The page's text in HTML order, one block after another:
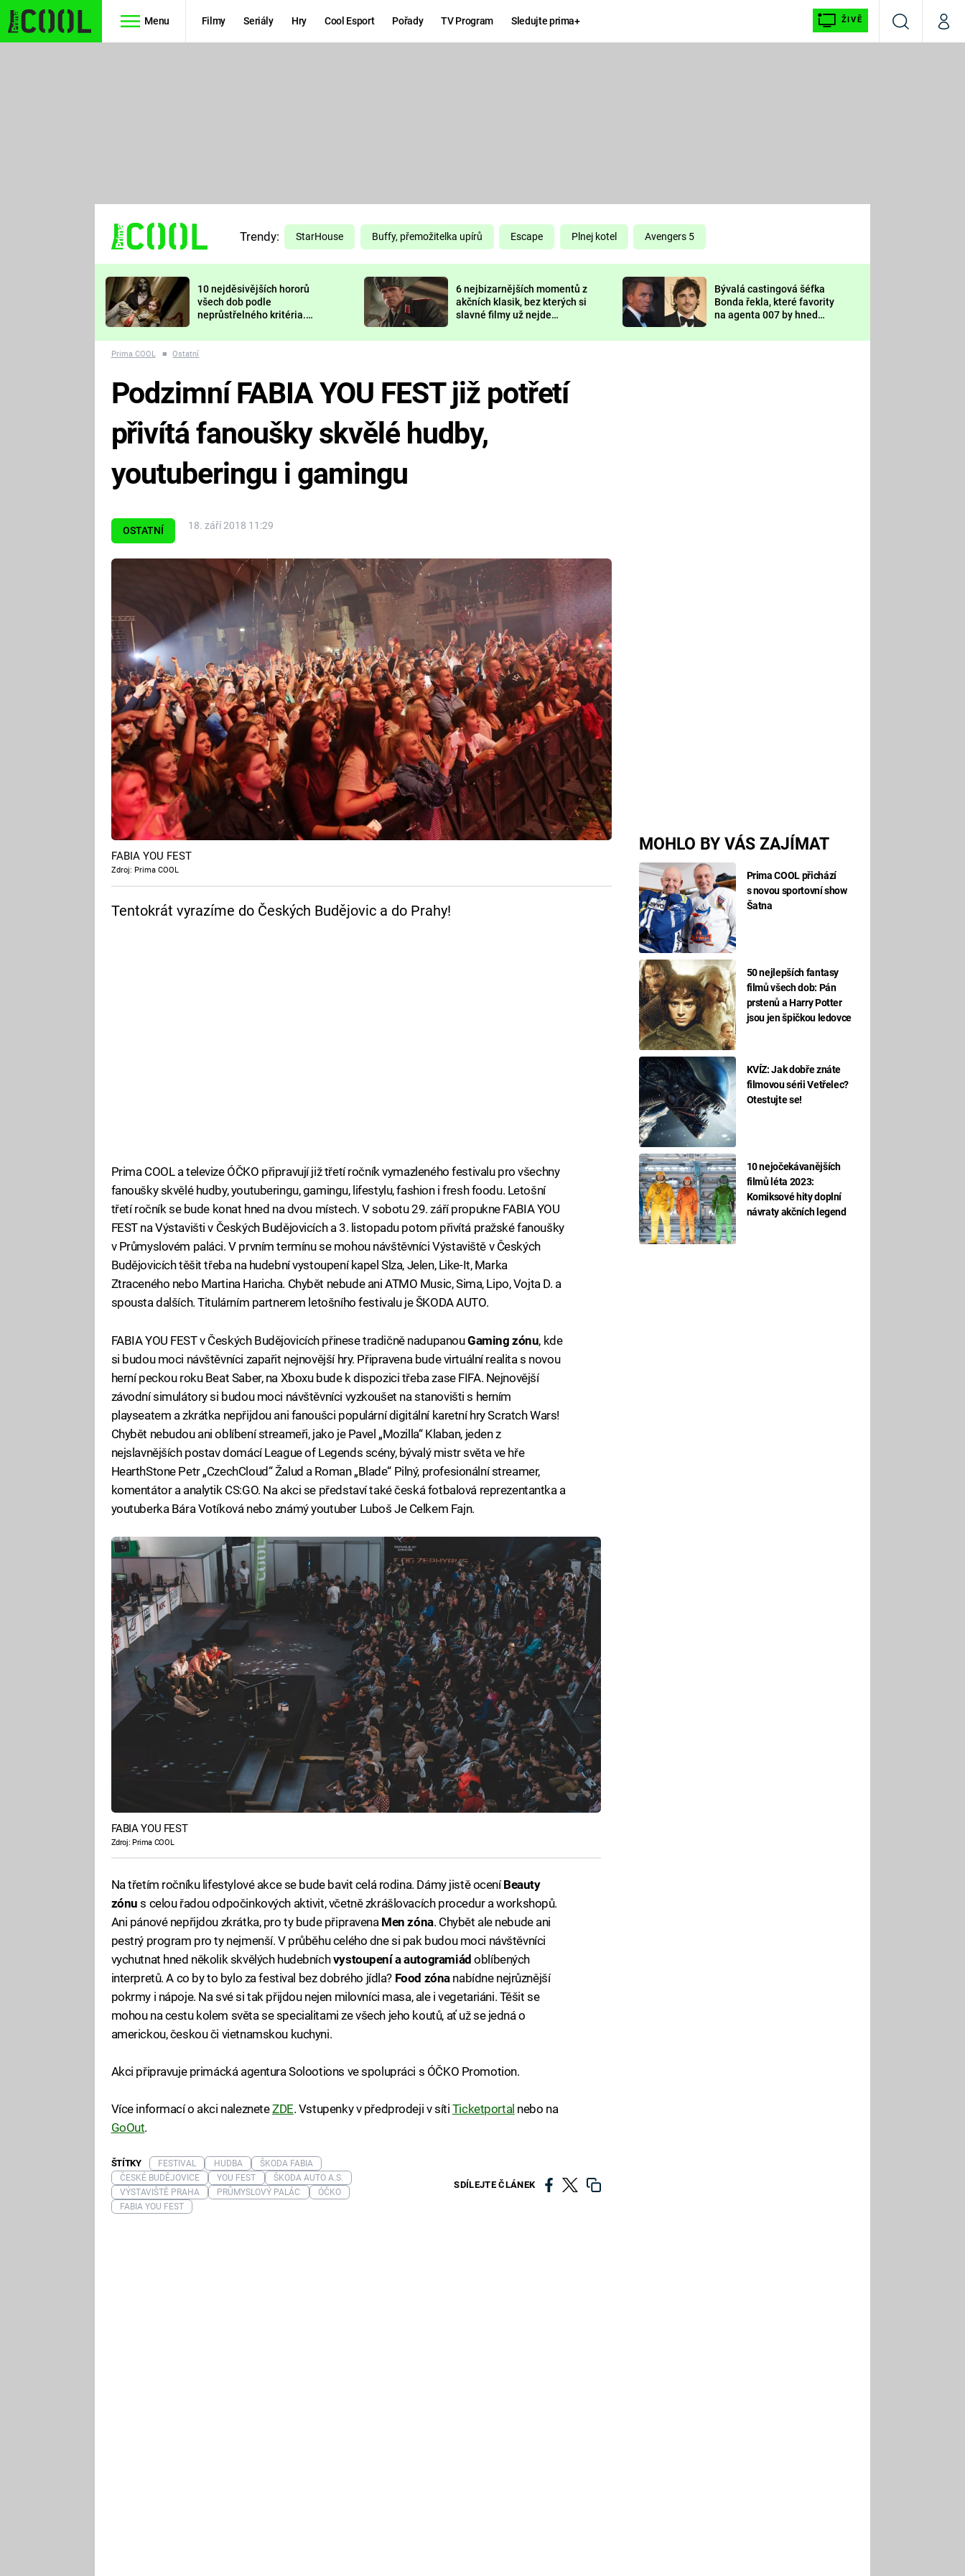
Menu Filmy Seriály Hry Cool Esport Pořady TV Program Sledujte prima+ ŽIVĚ
VyhledáváníMůj
TŘESKU
FUTURAMA
PREDÁTOR
DELIVERANCE
KOMEDIE
CHUCK
NORRIS
DEADPOOL
Prima LAJK
Sledujte nás
Trendy: StarHouse Buffy, přemožitelka upírů Escape Plnej kotel Avengers 5
10 nejděsivějších hororů
všech dob podle
neprůstřelného kritéria.
nejvíc zvednou tep?
6 nejbizarnějších momentů z
akčních klasik, bez kterých si
slavné filmy už nejde
Bývalá castingová šéfka
Bonda řekla, které favority
na agenta 007 by hned
Prima COOL ■ Ostatní
OSTATNÍ 18. září 2018 11:29
MOHLO BY VÁS ZAJÍMAT
Prima COOL přichází
s novou sportovní show
Šatna
50 nejlepších fantasy
filmů všech dob: Pán
prstenů a Harry Potter
jsou jen špičkou ledovce
KVÍZ: Jak dobře znáte
filmovou sérii Vetřelec?
Otestujte se!
10 nejočekávanějších
filmů léta 2023:
Komiksové hity doplní
návraty akčních legend
Podzimní FABIA YOU FEST již potřetí
přivítá fanoušky skvělé hudby,
youtuberingu i gamingu
FABIA YOU FEST
Zdroj: Prima COOL
Tentokrát vyrazíme do Českých Budějovic a do Prahy!
Prima COOL a televize ÓČKO připravují již třetí ročník vymazleného festivalu pro všechny
fanoušky skvělé hudby, youtuberingu, gamingu, lifestylu, fashion i fresh foodu. Letošní
třetí ročník se bude konat hned na dvou místech. V sobotu 29. září propukne FABIA YOU
FEST na Výstavišti v Českých Budějovicích a 3. listopadu potom přivítá pražské fanoušky
v Průmyslovém paláci. V prvním termínu se mohou návštěvníci Výstaviště v Českých
Budějovicích těšit třeba na hudební vystoupení kapel Slza, Jelen, Like-It, Marka
Ztraceného nebo Martina Haricha. Chybět nebude ani ATMO Music, Sima, Lipo, Vojta D. a
spousta dalších. Titulárním partnerem letošního festivalu je ŠKODA AUTO.
FABIA YOU FEST v Českých Budějovicích přinese tradičně nadupanouGaming zónu, kde
si budou moci návštěvníci zapařit nejnovější hry. Připravena bude virtuální realita s novou
herní peckou roku Beat Saber, na Xboxu bude k dispozici třeba zase FIFA. Nejnovější
závodní simulátory si budou moci návštěvníci vyzkoušet na stanovišti s herním
playseatem a zkrátka nepřijdou ani fanoušci populární digitální karetní hry Scratch Wars!
Chybět nebudou ani oblíbení streameři, jako je Pavel „Mozilla“ Klaban, jeden z
nejslavnějších postav domácí League of Legends scény, bývalý mistr světa ve hře
HearthStone Petr „CzechCloud“ Žalud a Roman „Blade“ Pilný, profesionální streamer,
komentátor a analytik CS:GO. Na akci se představí také česká fotbalová reprezentantka a
youtuberka Bára Votíková nebo známý youtuber Luboš Je Celkem Fajn.
FABIA YOU FEST
Zdroj: Prima COOL
Na třetím ročníku lifestylové akce se bude bavit celá rodina. Dámy jistě oceníBeauty
zónu s celou řadou odpočinkových aktivit, včetně zkrášlovacích procedur a workshopů.
Ani pánové nepřijdou zkrátka, pro ty bude připravena Men zóna. Chybět ale nebude ani
pestrý program pro ty nejmenší. V průběhu celého dne si pak budou moci návštěvníci
vychutnat hned několik skvělých hudebníchvystoupení a autogramiád oblíbených
interpretů. A co by to bylo za festival bez dobrého jídla? Food zónanabídne nejrůznější
pokrmy i nápoje. Na své si tak přijdou nejen milovníci masa, ale i vegetariáni. Těšit se
mohou na cestu kolem světa se specialitami ze všech jeho koutů, ať už se jedná o
americkou, českou či vietnamskou kuchyni.
Akci připravuje primácká agentura Solootions ve spolupráci s ÓČKO Promotion.
Více informací o akci nalezneteZDE. Vstupenky v předprodeji v síti Ticketportal nebo na
GoOut.
SDÍLEJTE ČLÁNEK
ŠTÍTKY FESTIVAL HUDBA
ŠKODA FABIA
ČESKÉ BUDĚJOVICE
YOU FEST
ŠKODA AUTO A.S.
VÝSTAVIŠTĚ PRAHA
PRŮMYSLOVÝ PALÁC
ÓČKO
FABIA YOU FEST